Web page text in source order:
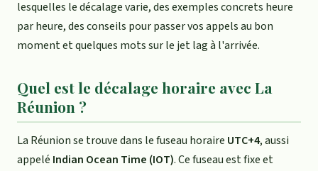
lesquelles le décalage varie, des exemples concrets heure
par heure, des conseils pour passer vos appels au bon
moment et quelques mots sur le jet lag à l'arrivée.
Quel est le décalage horaire avec La
Réunion ?
La Réunion se trouve dans le fuseau horaire UTC+4, aussi
appelé Indian Ocean Time (IOT). Ce fuseau est fixe et